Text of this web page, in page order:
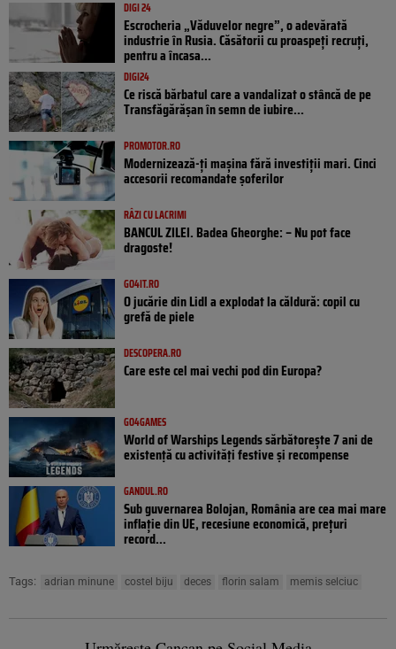
DIGI 24
Escrocheria „Văduvelor negre”, o adevărată
industrie în Rusia. Căsătorii cu proaspeți recruți,
pentru a încasa...
DIGI24
Ce riscă bărbatul care a vandalizat o stâncă de pe
Transfăgărășan în semn de iubire...
PROMOTOR.RO
Modernizează-ți mașina fără investiții mari. Cinci
accesorii recomandate șoferilor
RÂZI CU LACRIMI
BANCUL ZILEI. Badea Gheorghe: – Nu pot face
dragoste!
GO4IT.RO
O jucărie din Lidl a explodat la căldură: copil cu
grefă de piele
DESCOPERA.RO
Care este cel mai vechi pod din Europa?
GO4GAMES
World of Warships Legends sărbătorește 7 ani de
existență cu activități festive și recompense
GANDUL.RO
Sub guvernarea Bolojan, România are cea mai mare
inflație din UE, recesiune economică, prețuri
record...
Tags: adrian minune costel biju deces florin salam memis selciuc